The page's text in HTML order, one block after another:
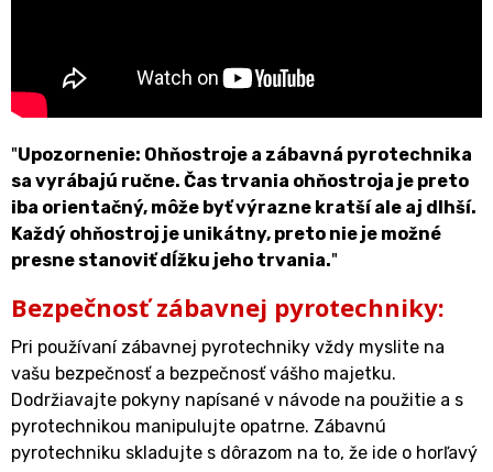
"Upozornenie: Ohňostroje a zábavná pyrotechnika
sa vyrábajú ručne. Čas trvania ohňostroja je preto
iba orientačný, môže byť výrazne kratší ale aj dlhší.
Každý ohňostroj je unikátny, preto nie je možné
presne stanoviť dĺžku jeho trvania."
Bezpečnosť zábavnej pyrotechniky:
Pri používaní zábavnej pyrotechniky vždy myslite na
vašu bezpečnosť a bezpečnosť vášho majetku.
Dodržiavajte pokyny napísané v návode na použitie a s
pyrotechnikou manipulujte opatrne. Zábavnú
pyrotechniku skladujte s dôrazom na to, že ide o horľavý